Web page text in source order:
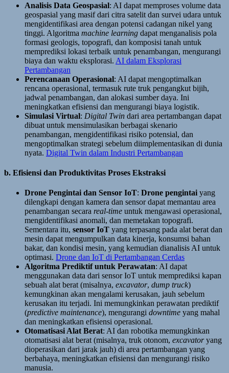
Analisis Data Geospasial: AI dapat memproses volume data
geospasial yang masif dari citra satelit dan survei udara untuk
mengidentifikasi area dengan potensi cadangan nikel yang
tinggi. Algoritma machine learning dapat menganalisis pola
formasi geologis, topografi, dan komposisi tanah untuk
memprediksi lokasi terbaik untuk penambangan, mengurangi
biaya dan waktu eksplorasi. AI dalam Eksplorasi
Pertambangan
Perencanaan Operasional: AI dapat mengoptimalkan
rencana operasional, termasuk rute truk pengangkut bijih,
jadwal penambangan, dan alokasi sumber daya. Ini
meningkatkan efisiensi dan mengurangi biaya logistik.
Simulasi Virtual: Digital Twin dari area pertambangan dapat
dibuat untuk mensimulasikan berbagai skenario
penambangan, mengidentifikasi risiko potensial, dan
mengoptimalkan strategi sebelum diimplementasikan di dunia
nyata. Digital Twin dalam Industri Pertambangan
b. Efisiensi dan Produktivitas Proses Ekstraksi
Drone Pengintai dan Sensor IoT: Drone pengintai yang
dilengkapi dengan kamera dan sensor dapat memantau area
penambangan secara real-time untuk mengawasi operasional,
mengidentifikasi anomali, dan memetakan topografi.
Sementara itu, sensor IoT yang terpasang pada alat berat dan
mesin dapat mengumpulkan data kinerja, konsumsi bahan
bakar, dan kondisi mesin, yang kemudian dianalisis AI untuk
optimasi. Drone dan IoT di Pertambangan Cerdas
Algoritma Prediktif untuk Perawatan: AI dapat
menggunakan data dari sensor IoT untuk memprediksi kapan
sebuah alat berat (misalnya, excavator, dump truck)
kemungkinan akan mengalami kerusakan, jauh sebelum
kerusakan itu terjadi. Ini memungkinkan perawatan prediktif
(predictive maintenance), mengurangi downtime yang mahal
dan meningkatkan efisiensi operasional.
Otomatisasi Alat Berat: AI dan robotika memungkinkan
otomatisasi alat berat (misalnya, truk otonom, excavatoryang
dioperasikan dari jarak jauh) di area pertambangan yang
berbahaya, meningkatkan efisiensi dan mengurangi risiko
manusia.